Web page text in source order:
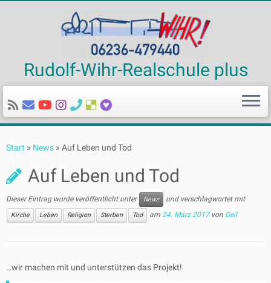
Inhalt
Rudolf-Wihr-Realschule plus
Start » News » Auf Leben und Tod
Auf Leben und Tod
Dieser Eintrag wurde veröffentlicht unter News und verschlagwortet mit
Kirche Leben Religion Sterben Tod am 24. März 2017 von Geil
…wir machen mit und unterstützen das Projekt!